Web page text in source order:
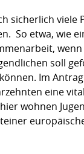
sicherlich
So etwa, wie
soll
Im
eine
wohnen